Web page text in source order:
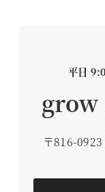
平日
grow
〒816-